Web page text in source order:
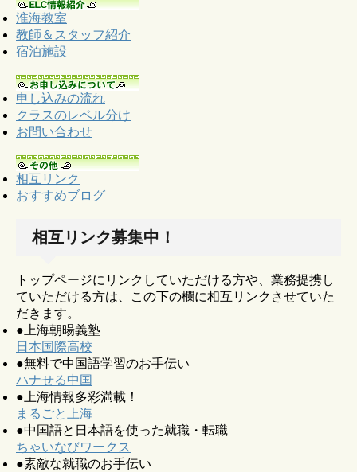
淮海教室
教師＆スタッフ紹介
宿泊施設
申し込みの流れ
クラスのレベル分け
お問い合わせ
相互リンク
おすすめブログ
相互リンク募集中！
トップページにリンクしていただける方や、業務提携し
ていただける方は、この下の欄に相互リンクさせていた
だきます。
●上海朝暘義塾
日本国際高校
●無料で中国語学習のお手伝い
ハナせる中国
●上海情報多彩満載！
まるごと上海
●中国語と日本語を使った就職・転職
ちゃいなびワークス
●素敵な就職のお手伝い